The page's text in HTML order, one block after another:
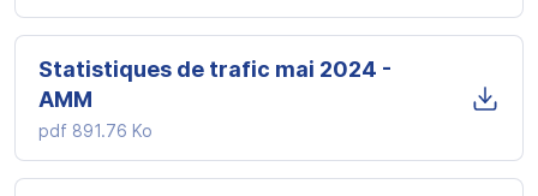
Statistiques de trafic mai 2024 -
AMM
pdf 891.76 Ko